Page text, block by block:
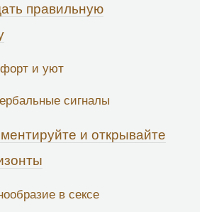
правильную
и уют
сигналы
и открывайте
в сексе